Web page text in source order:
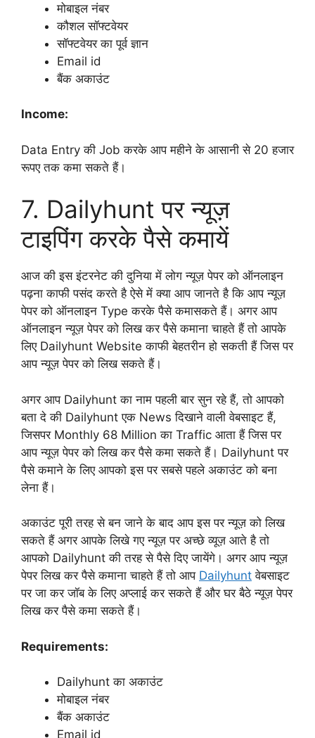
मोबाइल नंबर
कौशल सॉफ्टवेयर
सॉफ्टवेयर का पूर्व ज्ञान
Email id
बैंक अकाउंट
Income:
Data Entry की Job करके आप महीने के आसानी से 20 हजार
रूपए तक कमा सकते हैं।
7. Dailyhunt पर न्यूज़
टाइपिंग करके पैसे कमायें
आज की इस इंटरनेट की दुनिया में लोग न्यूज़ पेपर को ऑनलाइन
पढ़ना काफी पसंद करते है ऐसे में क्या आप जानते है कि आप न्यूज़
पेपर को ऑनलाइन Type करके पैसे कमासकते हैं। अगर आप
ऑनलाइन न्यूज़ पेपर को लिख कर पैसे कमाना चाहते हैं तो आपके
लिए Dailyhunt Website काफी बेहतरीन हो सकती हैं जिस पर
आप न्यूज़ पेपर को लिख सकते हैं।
अगर आप Dailyhunt का नाम पहली बार सुन रहे हैं, तो आपको
बता दे की Dailyhunt एक News दिखाने वाली वेबसाइट हैं,
जिसपर Monthly 68 Million का Traffic आता हैं जिस पर
आप न्यूज़ पेपर को लिख कर पैसे कमा सकते हैं। Dailyhunt पर
पैसे कमाने के लिए आपको इस पर सबसे पहले अकाउंट को बना
लेना हैं।
अकाउंट पूरी तरह से बन जाने के बाद आप इस पर न्यूज़ को लिख
सकते हैं अगर आपके लिखे गए न्यूज़ पर अच्छे व्यूज़ आते है तो
आपको Dailyhunt की तरह से पैसे दिए जायेंगे। अगर आप न्यूज़
पेपर लिख कर पैसे कमाना चाहते हैं तो आप Dailyhunt वेबसाइट
पर जा कर जॉब के लिए अप्लाई कर सकते हैं और घर बैठे न्यूज़ पेपर
लिख कर पैसे कमा सकते हैं।
Requirements:
Dailyhunt का अकाउंट
मोबाइल नंबर
बैंक अकाउंट
Email id